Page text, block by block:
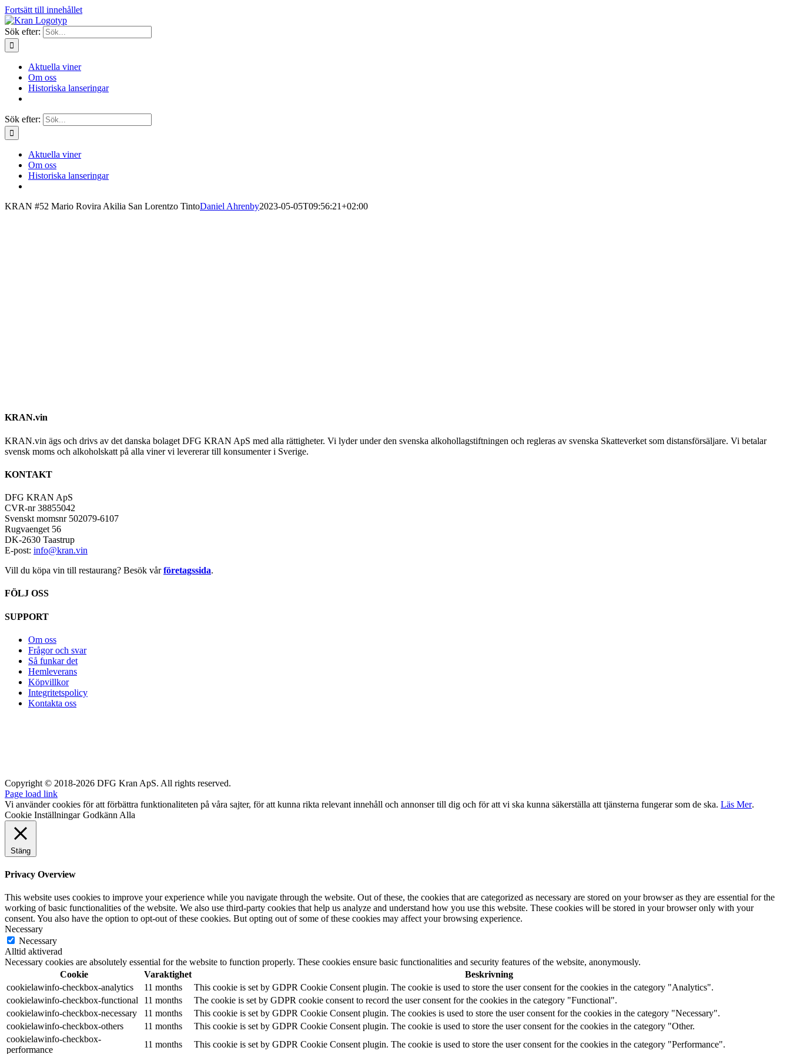
Fortsätt till innehållet
Sök efter:
Aktuella viner
Om oss
Historiska lanseringar
Sök efter:
Aktuella viner
Om oss
Historiska lanseringar
KRAN #52 Mario Rovira Akilia San Lorentzo TintoDaniel Ahrenby2023-05-05T09:56:21+02:00
KRAN.vin
KRAN.vin ägs och drivs av det danska bolaget DFG KRAN ApS med alla rättigheter. Vi lyder under den svenska alkohollagstiftningen och regleras av svenska Skatteverket som distansförsäljare. Vi betalar
svensk moms och alkoholskatt på alla viner vi levererar till konsumenter i Sverige.
KONTAKT
DFG KRAN ApS
CVR-nr 38855042
Svenskt momsnr 502079-6107
Rugvaenget 56
DK-2630 Taastrup
E-post: info@kran.vin
Vill du köpa vin till restaurang? Besök vårföretagssida.
FÖLJ OSS
SUPPORT
Om oss
Frågor och svar
Så funkar det
Hemleverans
Köpvillkor
Integritetspolicy
Kontakta oss
Copyright © 2018-2026 DFG Kran ApS. All rights reserved.
Page load link
Vi använder cookies för att förbättra funktionaliteten på våra sajter, för att kunna rikta relevant innehåll och annonser till dig och för att vi ska kunna säkerställa att tjänsterna fungerar som de ska. Läs Mer.
Cookie Inställningar Godkänn Alla
Stäng
Privacy Overview
This website uses cookies to improve your experience while you navigate through the website. Out of these, the cookies that are categorized as necessary are stored on your browser as they are essential for the
working of basic functionalities of the website. We also use third-party cookies that help us analyze and understand how you use this website. These cookies will be stored in your browser only with your
consent. You also have the option to opt-out of these cookies. But opting out of some of these cookies may affect your browsing experience.
Necessary
Necessary
Alltid aktiverad
Necessary cookies are absolutely essential for the website to function properly. These cookies ensure basic functionalities and security features of the website, anonymously.
Cookie
Varaktighet
Beskrivning
cookielawinfo-checkbox-analytics
11 months
This cookie is set by GDPR Cookie Consent plugin. The cookie is used to store the user consent for the cookies in the category "Analytics".
cookielawinfo-checkbox-functional
11 months
The cookie is set by GDPR cookie consent to record the user consent for the cookies in the category "Functional".
cookielawinfo-checkbox-necessary
11 months
This cookie is set by GDPR Cookie Consent plugin. The cookies is used to store the user consent for the cookies in the category "Necessary".
cookielawinfo-checkbox-others
11 months
This cookie is set by GDPR Cookie Consent plugin. The cookie is used to store the user consent for the cookies in the category "Other.
cookielawinfo-checkbox-
performance
11 months This cookie is set by GDPR Cookie Consent plugin. The cookie is used to store the user consent for the cookies in the category "Performance".